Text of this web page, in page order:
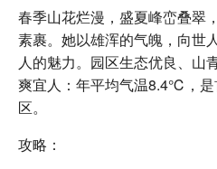
春季山花烂漫，盛夏峰峦叠翠
素裹。她以雄浑的气魄，向世
人的魅力。园区生态优良、山
爽宜人：年平均气温8.4℃，
区。
攻略：